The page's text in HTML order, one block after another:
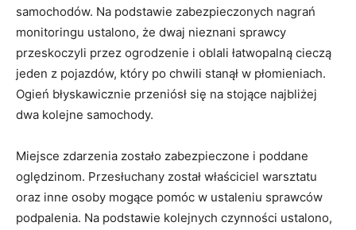
samochodów. Na podstawie zabezpieczonych nagrań
monitoringu ustalono, że dwaj nieznani sprawcy
przeskoczyli przez ogrodzenie i oblali łatwopalną cieczą
jeden z pojazdów, który po chwili stanął w płomieniach.
Ogień błyskawicznie przeniósł się na stojące najbliżej
dwa kolejne samochody.
Miejsce zdarzenia zostało zabezpieczone i poddane
oględzinom. Przesłuchany został właściciel warsztatu
oraz inne osoby mogące pomóc w ustaleniu sprawców
podpalenia. Na podstawie kolejnych czynności ustalono,